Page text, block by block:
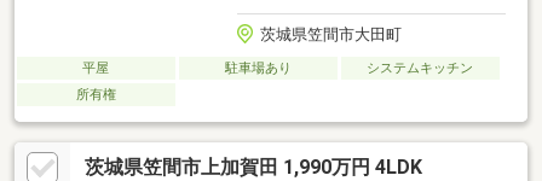
茨城県笠間市大田町
平屋 駐車場あり
システムキッチン
所有権
茨城県笠間市上加賀田 1,990万円 4LDK